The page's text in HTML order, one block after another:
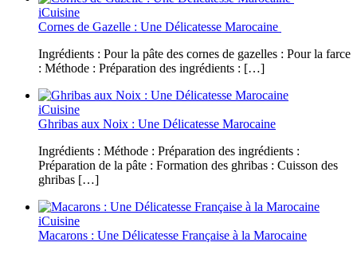
iCuisine
Cornes de Gazelle : Une Délicatesse Marocaine
Ingrédients : Pour la pâte des cornes de gazelles : Pour la farce
: Méthode : Préparation des ingrédients : […]
iCuisine
Ghribas aux Noix : Une Délicatesse Marocaine
Ingrédients : Méthode : Préparation des ingrédients :
Préparation de la pâte : Formation des ghribas : Cuisson des
ghribas […]
iCuisine
Macarons : Une Délicatesse Française à la Marocaine